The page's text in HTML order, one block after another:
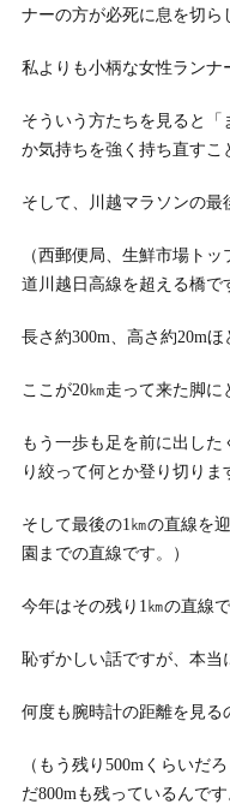
ナーの方が必死に息を切ら
私よりも小柄な女性ランナ
そういう方たちを見ると「
か気持ちを強く持ち直すこ
そして、川越マラソンの最
（西郵便局、生鮮市場ト
道川越日高線を超える橋で
長さ約300m、高さ約20mほ
ここが20㎞走って来た脚に
もう一歩も足を前に出し
り絞って何とか登り切りま
そして最後の1㎞の直線を
園までの直線です。）
今年はその残り1㎞の直線
恥ずかしい話ですが、本当
何度も腕時計の距離を見る
（もう残り500mくらいだ
だ800mも残っているんです